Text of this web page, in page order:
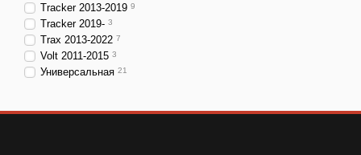
Tracker 2013-2019 9
Tracker 2019- 3
Trax 2013-2022 7
Volt 2011-2015 3
Универсальная 21